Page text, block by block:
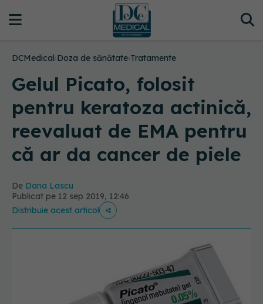
DCMedical›Doza de sănătate›Tratamente
Gelul Picato, folosit
pentru keratoza actinică,
reevaluat de EMA pentru
că ar da cancer de piele
De Dana Lascu
Publicat pe 12 sep 2019, 12:46
Distribuie acest articol